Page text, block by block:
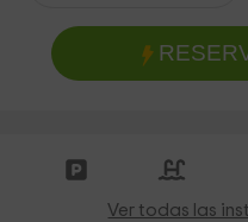
Ver todas las